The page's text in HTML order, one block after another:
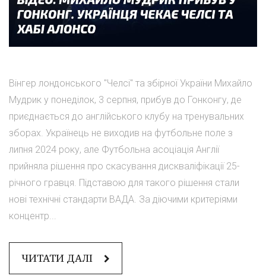
Вінгер лондонського "Челсі" та збірної України Михайло
Мудрик у понеділок, 3 серпня, прибув до Гонконгу, де
приєднається до англійського клубу на тренувальних
зборах. Українець не виходив на футбольне поле з
липня 2024 року, але Футбольна асоціація Англії
прийняла рішення про скасування дискваліфікації 25-
річного гравця. Підставою для такого рішення стали
нові технічні стандарти ВАДА. За діючими критеріями
концентр...
ЧИТАТИ ДАЛІ